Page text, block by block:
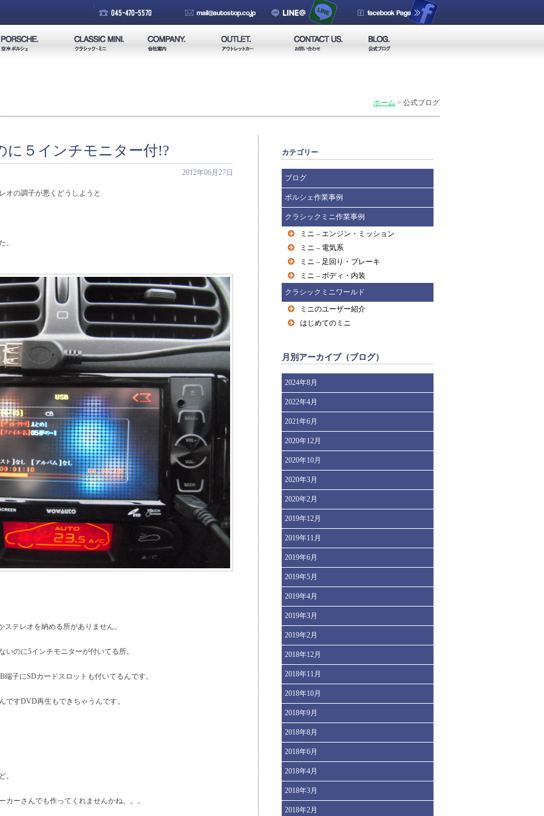
公式ブログ
ホーム >
に５インチモニター付!?
2012年06月27日
オの調子が悪くどうしようと
。
テレオを納める所がありません。
のに5インチモニターが付いてる所。
子にSDカードスロットも付いてるんです。
ですDVD再生もできちゃうんです。
。
ーさんでも作ってくれませんかね。。。
カテゴリー
ブログ
ポルシェ作業事例
クラシックミニ作業事例
ミニ – エンジン・ミッション
ミニ – 電気系
ミニ – 足回り・ブレーキ
ミニ – ボディ・内装
クラシックミニワールド
ミニのユーザー紹介
はじめてのミニ
月別アーカイブ（ブログ）
2024年8月
2022年4月
2021年6月
2020年12月
2020年10月
2020年3月
2020年2月
2019年12月
2019年11月
2019年6月
2019年5月
2019年4月
2019年3月
2019年2月
2018年12月
2018年11月
2018年10月
2018年9月
2018年8月
2018年6月
2018年4月
2018年3月
2018年2月